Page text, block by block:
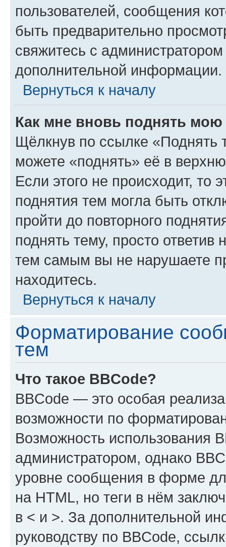
пользователей, сообщения
быть предварительно
свяжитесь с
дополнительной информации.
Вернуться к началу
Как мне вновь поднять мою
Щёлкнув по ссылке «Поднять
можете «поднять» её в
Если этого не происходит, то
поднятия тем могла быть
пройти до повторного
поднять тему, просто ответив
тем самым вы не нарушаете
находитесь.
Вернуться к началу
Форматирование
тем
Что такое BBCode?
BBCode — это особая
возможности по
Возможность использования
администратором, однако
уровне сообщения в форме
на HTML, но теги в нём
в < и >. За дополнительной
руководству по BBCode,